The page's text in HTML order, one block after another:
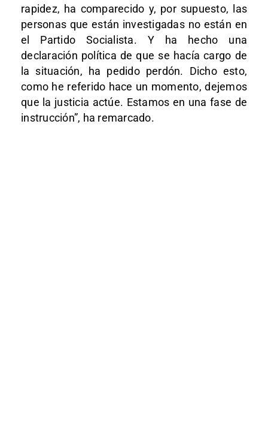
rapidez, ha comparecido y, por supuesto, las
personas que están investigadas no están en
el Partido Socialista. Y ha hecho una
declaración política de que se hacía cargo de
la situación, ha pedido perdón. Dicho esto,
como he referido hace un momento, dejemos
que la justicia actúe. Estamos en una fase de
instrucción”, ha remarcado.